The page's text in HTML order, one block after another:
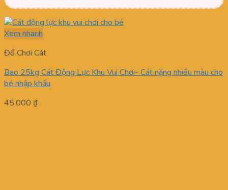
Xem nhanh
Đồ Chơi Cát
Bao 25kg Cát Động Lực Khu Vui Chơi- Cát nặng nhiều màu cho
bé nhập khẩu
45.000 ₫